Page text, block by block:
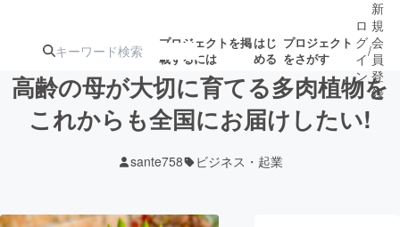
プロジェクトを掲
載するには
はじ
める
プロジェクト
をさがす
ジェクト
募集終了が近いプ
ロジェクト
ロ
グ
イ
ン
/
新
規
会
員
登
録
高齢の母が大切に育てる多肉植物を
これからも全国にお届けしたい!
sante758 ビジネス・起業